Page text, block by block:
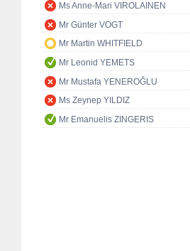
Ms Anne-Mari VIROLAINEN
Mr Günter VOGT
Mr Martin WHITFIELD
Mr Leonid YEMETS
Mr Mustafa YENEROĞLU
Ms Zeynep YILDIZ
Mr Emanuelis ZINGERIS